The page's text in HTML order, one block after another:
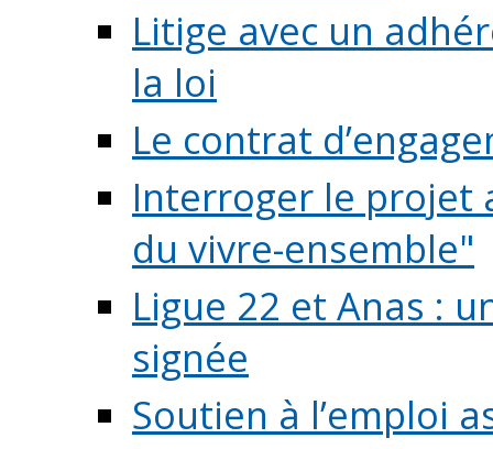
Litige avec un
la loi
Le contrat
Interroger le projet
du vivre-ensemble"
Ligue 22 et Anas :
signée
Soutien à l’emploi